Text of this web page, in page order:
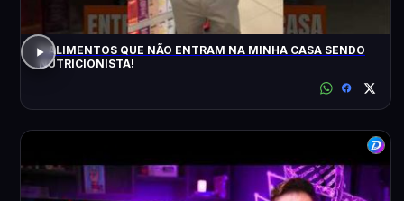
5 ALIMENTOS QUE NÃO ENTRAM NA MINHA CASA SENDO
NUTRICIONISTA!